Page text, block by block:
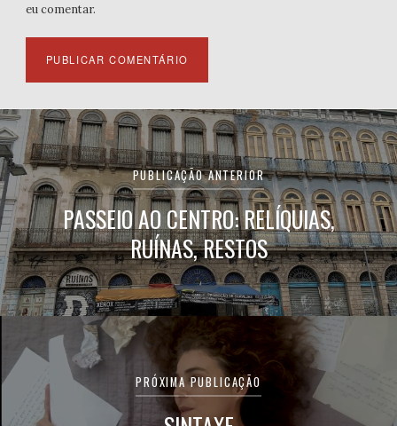
eu comentar.
Navegação
de
Post
PUBLICAÇÃO ANTERIOR
PASSEIO AO CENTRO: RELÍQUIAS,
RUÍNAS, RESTOS
PRÓXIMA PUBLICAÇÃO